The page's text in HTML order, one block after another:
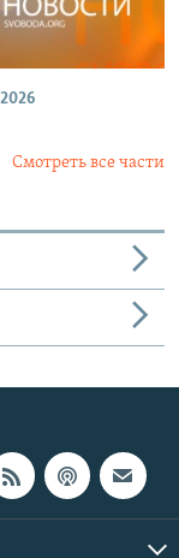
Смотреть все части